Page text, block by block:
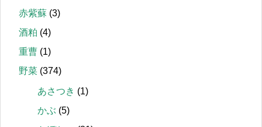
赤紫蘇 (3)
酒粕 (4)
重曹 (1)
野菜 (374)
あさつき (1)
かぶ (5)